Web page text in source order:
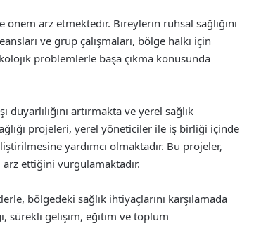
önem arz etmektedir. Bireylerin ruhsal sağlığını
ve grup çalışmaları, bölge halkı için
problemlerle başa çıkma konusunda
artırmakta ve yerel sağlık
projeleri, yerel yöneticiler ile iş birliği içinde
yardımcı olmaktadır. Bu projeler,
ettiğini vurgulamaktadır.
bölgedeki sağlık ihtiyaçlarını karşılamada
sürekli gelişim, eğitim ve toplum